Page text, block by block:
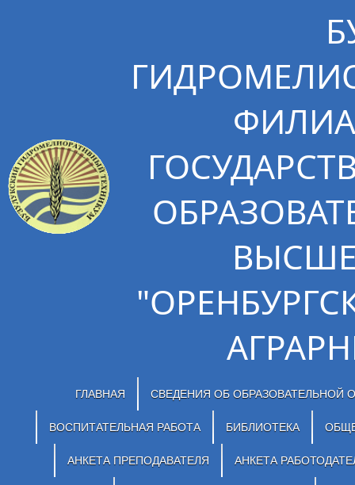
ГЛАВНАЯ СВЕДЕНИЯ ОБ ОБРАЗОВАТЕЛЬНОЙ
ВОСПИТАТЕЛЬНАЯ РАБОТА БИБЛИОТЕКА
АНКЕТА ПРЕПОДАВАТЕЛЯ АНКЕТА